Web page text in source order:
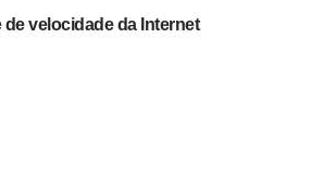
de velocidade da Internet